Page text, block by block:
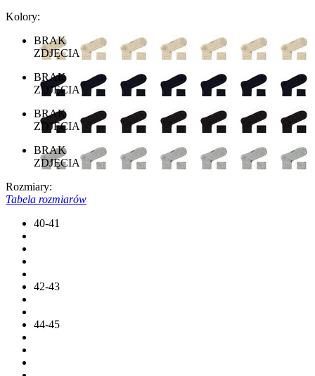
Kolory:
BRAK
ZDJĘCIA
BRAK
ZDJĘCIA
BRAK
ZDJĘCIA
BRAK
ZDJĘCIA
Rozmiary:
Tabela rozmiarów
40-41
42-43
44-45